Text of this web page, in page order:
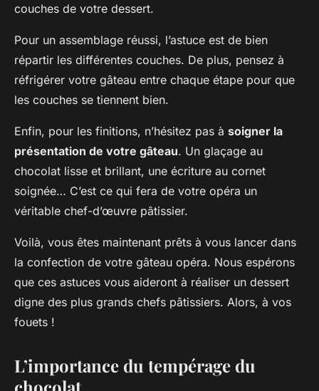
couches de votre dessert.
Pour un assemblage réussi, l’astuce est de bien
répartir les différentes couches. De plus, pensez à
réfrigérer votre gâteau entre chaque étape pour que
les couches se tiennent bien.
Enfin, pour les finitions, n’hésitez pas à soigner la
présentation de votre gâteau. Un glaçage au
chocolat lisse et brillant, une écriture au cornet
soignée… C’est ce qui fera de votre opéra un
véritable chef-d’œuvre pâtissier.
Voilà, vous êtes maintenant prêts à vous lancer dans
la confection de votre gâteau opéra. Nous espérons
que ces astuces vous aideront à réaliser un dessert
digne des plus grands chefs pâtissiers. Alors, à vos
fouets !
L’importance du tempérage du